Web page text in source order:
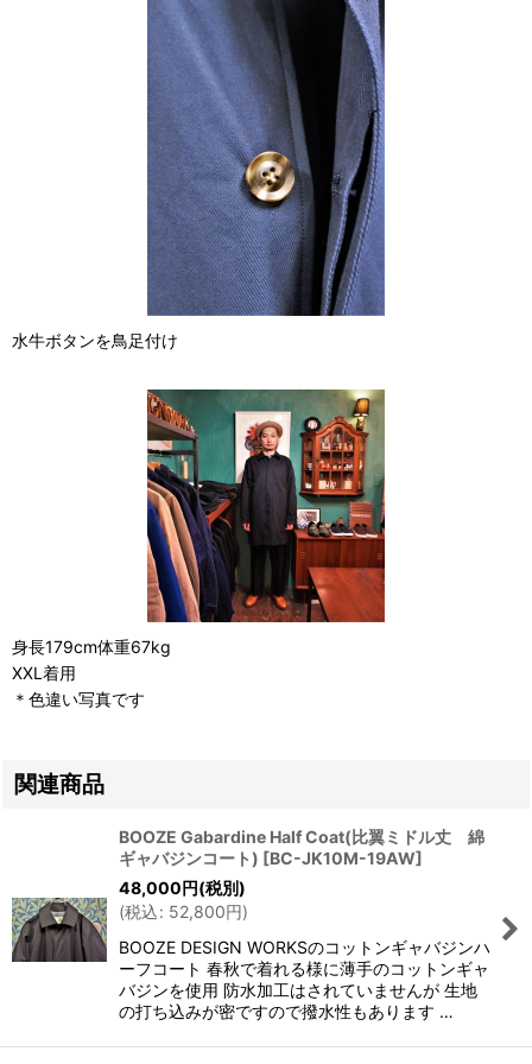
水牛ボタンを鳥足付け
身長179cm体重67kg
XXL着用
＊色違い写真です
関連商品
BOOZE Gabardine Half Coat(比翼ミドル丈 綿
ギャバジンコート) [BC-JK10M-19AW]
48,000円(税別)
(税込: 52,800円)
BOOZE DESIGN WORKSのコットンギャバジンハ
ーフコート 春秋で着れる様に薄手のコットンギャ
バジンを使用 防水加工はされていませんが 生地
の打ち込みが密ですので撥水性もあります …